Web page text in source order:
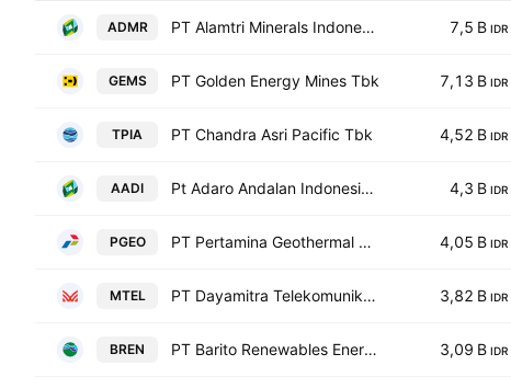
ADMR PT Alamtri Minerals Indonesia Tbk 7,5 B IDR
GEMS PT Golden Energy Mines Tbk 7,13 B IDR
TPIA PT Chandra Asri Pacific Tbk 4,52 B IDR
AADI Pt Adaro Andalan Indonesia Tbk 4,3 B IDR
PGEO PT Pertamina Geothermal Energy Tbk 4,05 B IDR
MTEL PT Dayamitra Telekomunikasi Tbk 3,82 B IDR
BREN PT Barito Renewables Energy Tbk 3,09 B IDR